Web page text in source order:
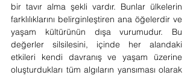
bir tavır alma şekli vardır. Bunlar ülkelerin
farklılıklarını belirginleştiren ana öğelerdir ve
yaşam kültürünün dışa vurumudur. Bu
değerler silsilesini, içinde her alandaki
etkileri kendi davranış ve yaşam üzerine
oluşturdukları tüm algıların yansıması olarak